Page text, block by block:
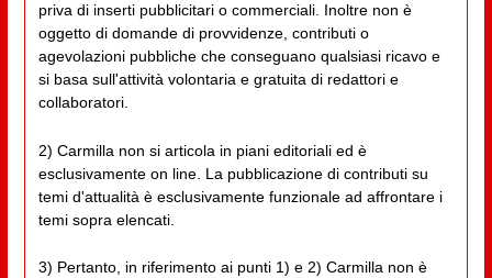
priva di inserti pubblicitari o commerciali. Inoltre non è
oggetto di domande di provvidenze, contributi o
agevolazioni pubbliche che conseguano qualsiasi ricavo e
si basa sull'attività volontaria e gratuita di redattori e
collaboratori.
2) Carmilla non si articola in piani editoriali ed è
esclusivamente on line. La pubblicazione di contributi su
temi d'attualità è esclusivamente funzionale ad affrontare i
temi sopra elencati.
3) Pertanto, in riferimento ai punti 1) e 2) Carmilla non è